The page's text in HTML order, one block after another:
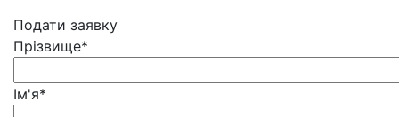
Подати заявку
Прізвище*
Ім'я*